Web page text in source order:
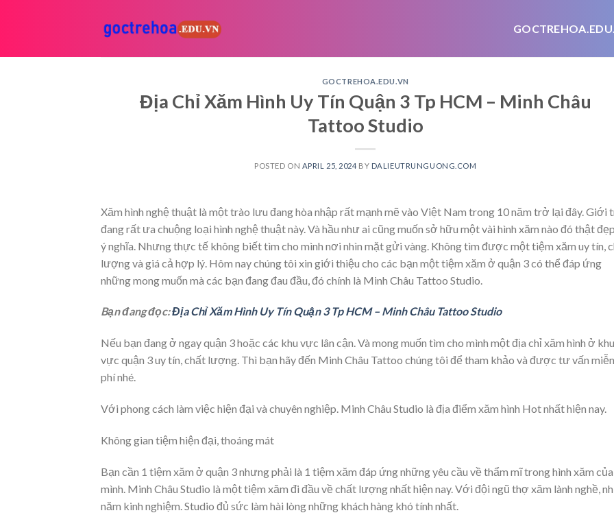
GOCTREHOA.EDU.VN
Địa Chỉ Xăm Hình Uy Tín Quận 3 Tp HCM – Minh Châu
Tattoo Studio
POSTED ON APRIL 25, 2024 BY DALIEUTRUNGUONG.COM
Xăm hình nghệ thuật là một trào lưu đang hòa nhập rất mạnh mẽ vào Việt Nam trong 10 năm trở lại đây. Giới
đang rất ưa chuộng loại hình nghệ thuật này. Và hầu như ai cũng muốn sở hữu một vài hình xăm nào đó thật
ý nghĩa. Nhưng thực tế không biết tìm cho mình nơi nhìn mặt gửi vàng. Không tìm được một tiệm xăm uy tín,
lượng và giá cả hợp lý. Hôm nay chúng tôi xin giới thiệu cho các bạn một tiệm xăm ở quận 3có thể đáp ứng
những mong muốn mà các bạn đang đau đầu, đó chính là Minh Châu Tattoo Studio.
Bạn đang đọc:Địa Chỉ Xăm Hình Uy Tín Quận 3 Tp HCM – Minh Châu Tattoo Studio
Nếu bạn đang ở ngay quận 3 hoặc các khu vực lân cận. Và mong muốn tìm cho mình một địa chỉ xăm hình ở khu
vực quận 3 uy tín, chất lượng. Thì bạn hãy đến Minh Châu Tattoo chúng tôi để tham khảo và được tư vấn miễn
phí nhé.
Với phong cách làm việc hiện đại và chuyên nghiệp. Minh Châu Studio là địa điểm xăm hình Hot nhất hiện nay.
Không gian tiệm hiện đại, thoáng mát
Bạn cần 1 tiệm xăm ở quận 3 nhưng phải là 1 tiệm xăm đáp ứng những yêu cầu về thẩm mĩ trong hình xăm của
mình. Minh Châu Studio là một tiệm xăm đi đầu về chất lượng nhất hiện nay. Với đội ngũ thợ xăm lành nghề,
năm kinh nghiệm. Studio đủ sức làm hài lòng những khách hàng khó tính nhất.